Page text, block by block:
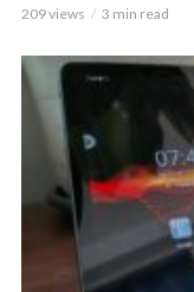
209 views 3 min read